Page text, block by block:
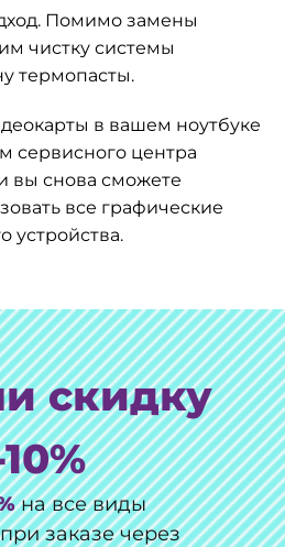
Помимо замены
чистку системы
термопасты.
в вашем ноутбуке
сервисного центра
вы снова сможете
все графические
устройства.
скидку
на все виды
заказе через